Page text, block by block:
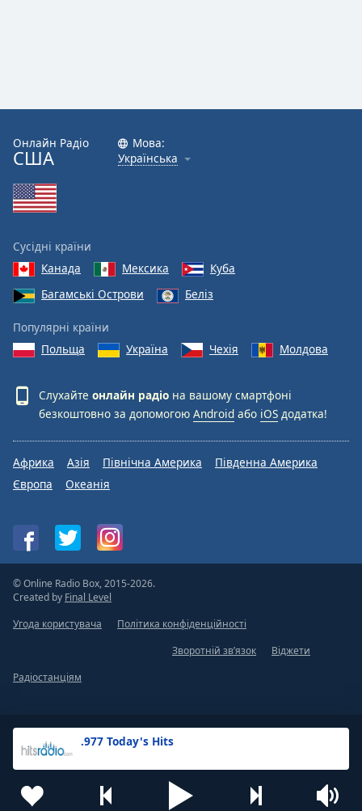
.977 Today's Hits
Онлайн Радіо
США
Мова:
Українська
Сусідні країни
Канада
Мексика
Куба
Багамські Острови
Беліз
Популярні країни
Польща
Україна Чехія Молдова
Слухайте онлайн радіо на вашому смартфоні
безкоштовно за допомогою Android або iOS додатка!
Африка Азія Північна Америка
Південна Америка
Європа
Океанія
© Online Radio Box, 2015-2026.
Created by Final Level
Угода користувача
Політика конфіденційності
Зворотній зв’язок
Віджети
Радіостанціям